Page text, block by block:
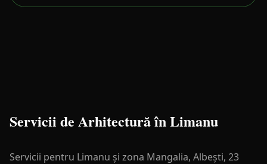
Servicii de Arhitectură în Limanu
Servicii pentru Limanu și zona Mangalia, Albești, 23